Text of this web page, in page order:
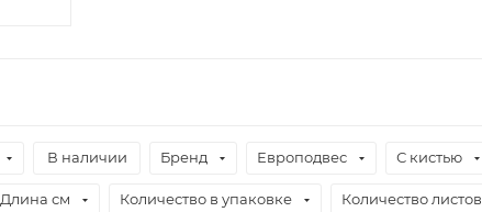
В наличии Бренд Европодвес С кистью
Длина см Количество в упаковке Количество листов